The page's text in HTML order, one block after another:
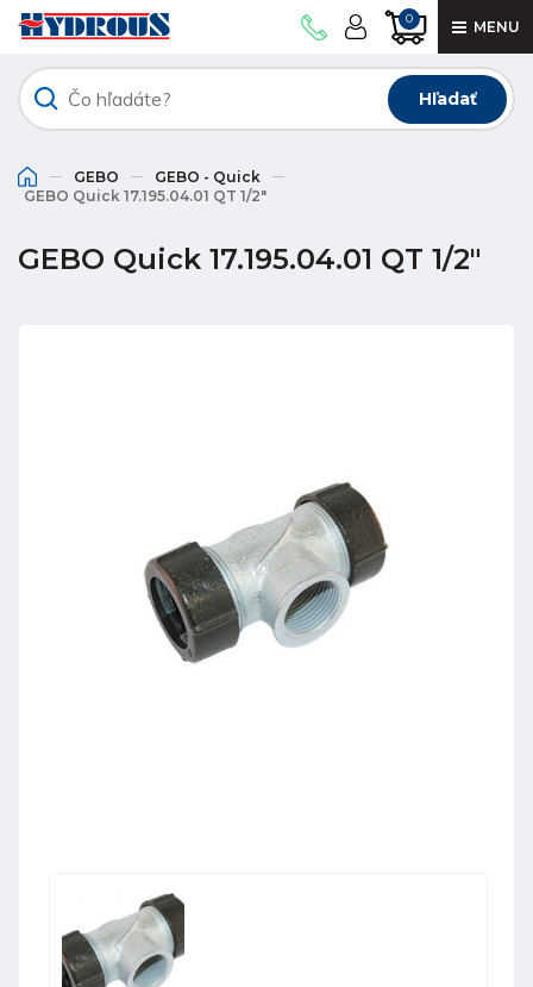
0 MENU
Hľadať
GEBO
GEBO - Quick
GEBO Quick 17.195.04.01 QT 1/2"
GEBO Quick 17.195.04.01 QT 1/2"